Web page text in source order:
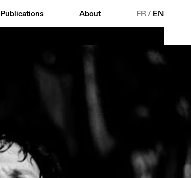
Publications About FR/ EN